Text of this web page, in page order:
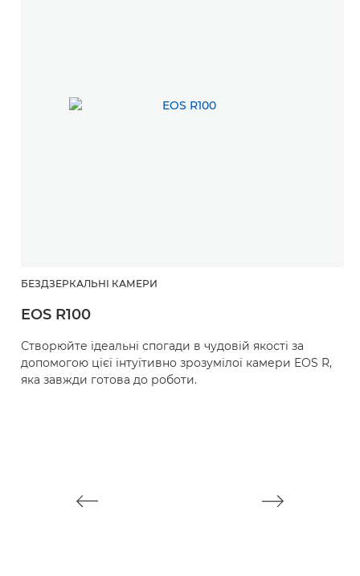
БЕЗДЗЕРКАЛЬНІ КАМЕРИ
EOS R100
Створюйте ідеальні спогади в чудовій якості за
допомогою цієї інтуїтивно зрозумілої камери EOS R,
яка завжди готова до роботи.